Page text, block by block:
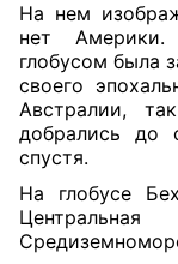
На нем
нет Америки.
глобусом была
своего
Австралии,
добрались до
спустя.
На глобусе